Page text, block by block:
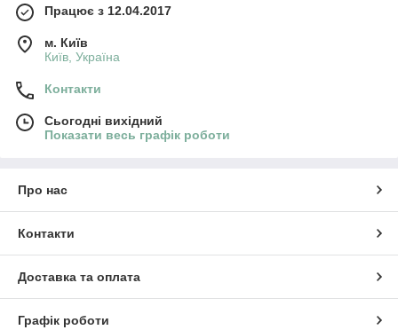
Працює з 12.04.2017
м. Київ
Київ, Україна
Контакти
Сьогодні вихідний
Показати весь графік роботи
Про нас
Контакти
Доставка та оплата
Графік роботи